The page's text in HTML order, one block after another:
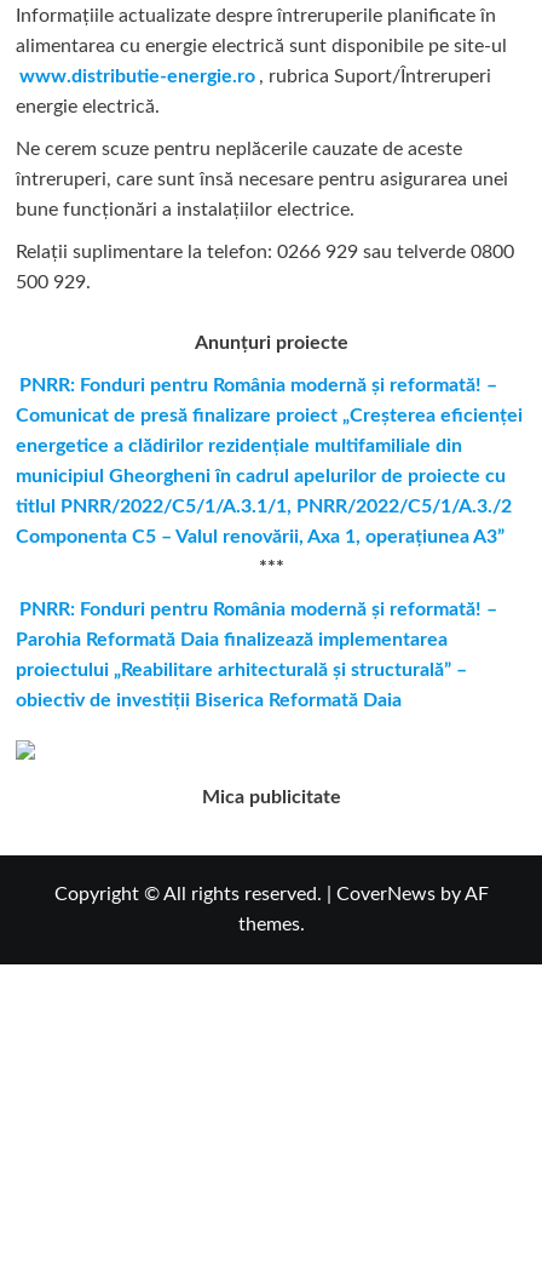
Informațiile actualizate despre întreruperile planificate în
alimentarea cu energie electrică sunt disponibile pe site-ul
www.distributie-energie.ro , rubrica Suport/Întreruperi
energie electrică.
Ne cerem scuze pentru neplăcerile cauzate de aceste
întreruperi, care sunt însă necesare pentru asigurarea unei
bune funcționări a instalațiilor electrice.
Relații suplimentare la tel efon: 0266 929 sau telverde 0800
500 929.
Anunțuri proiecte
PNRR: Fonduri pentru România modernă şi reformată! –
Comunicat de presă finalizare proiect „Creşterea eficienţei
energetice a clădirilor rezidenţiale multifamiliale din
municipiul Gheorgheni în cadrul apelurilor de proiecte cu
titlul PNRR/2022/C5/1/A.3.1/1, PNRR/2022/C5/1/A.3./2
Componenta C5 – Valul renovării, Axa 1, operaţiunea A3”
***
PNRR: Fonduri pentru România modernă și reformată! –
Parohia Reformată Daia finalizează implementarea
proiectului „Reabilitare arhitecturală și structurală” –
obiectiv de investiții Biserica Reformată Daia
Mica publicitate
Copyright © All rights reserved. CoverNewsby AF
themes.